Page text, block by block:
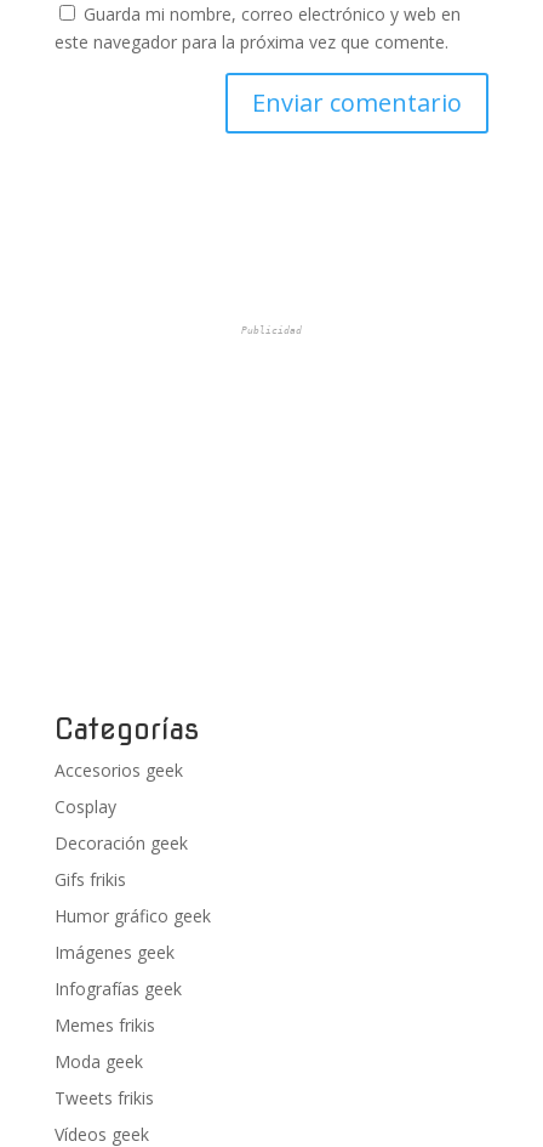
Guarda mi nombre, correo electrónico y web en
este navegador para la próxima vez que comente.
Publicidad
Categorías
Accesorios geek
Cosplay
Decoración geek
Gifs frikis
Humor gráfico geek
Imágenes geek
Infografías geek
Memes frikis
Moda geek
Tweets frikis
Vídeos geek